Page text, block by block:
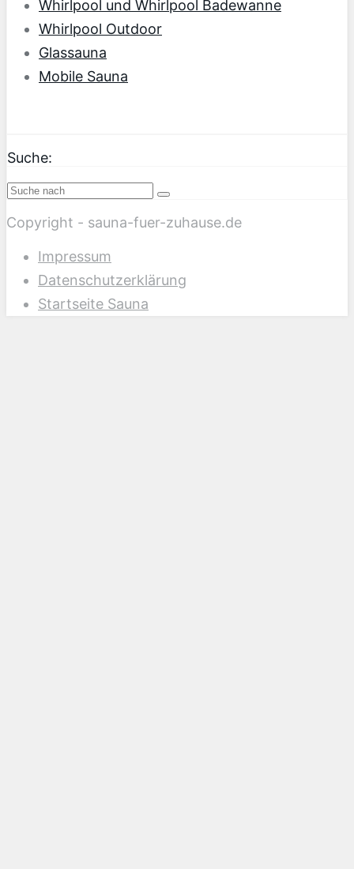
Whirlpool und Whirlpool Badewanne
Whirlpool Outdoor
Glassauna
Mobile Sauna
Suche:
Copyright - sauna-fuer-zuhause.de
Impressum
Datenschutzerklärung
Startseite Sauna